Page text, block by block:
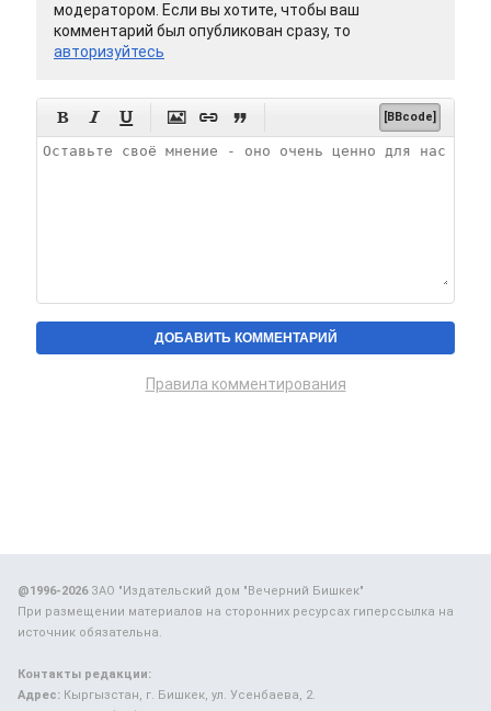
модератором. Если вы хотите, чтобы ваш
комментарий был опубликован сразу, то
авторизуйтесь
      [BBcode]
Правила комментирования
@1996-2026ЗАО "Издательский дом "Вечерний Бишкек"
При размещении материалов на сторонних ресурсах гиперссылка на
источник обязательна.
Контакты редакции:
Адрес: Кыргызстан, г. Бишкек, ул. Усенбаева, 2.